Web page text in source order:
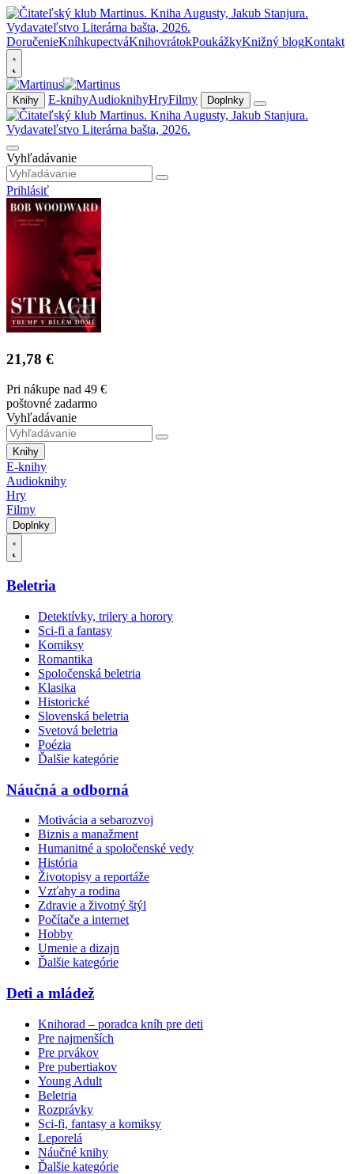
DoručenieKníhkupectváKnihovrátokPoukážkyKnižný blogKontakt
Knihy E-knihyAudioknihyHryFilmy Doplnky
Vyhľadávanie
Prihlásiť
21,78 €
Pri nákupe nad 49 €
poštovné zadarmo
Vyhľadávanie
Knihy
E-knihy
Audioknihy
Hry
Filmy
Doplnky
Beletria
Detektívky, trilery a horory
Sci-fi a fantasy
Komiksy
Romantika
Spoločenská beletria
Klasika
Historické
Slovenská beletria
Svetová beletria
Poézia
Ďalšie kategórie
Náučná a odborná
Motivácia a sebarozvoj
Biznis a manažment
Humanitné a spoločenské vedy
História
Životopisy a reportáže
Vzťahy a rodina
Zdravie a životný štýl
Počítače a internet
Hobby
Umenie a dizajn
Ďalšie kategórie
Deti a mládež
Knihorad – poradca kníh pre deti
Pre najmenších
Pre prvákov
Pre pubertiakov
Young Adult
Beletria
Rozprávky
Sci-fi, fantasy a komiksy
Leporelá
Náučné knihy
Ďalšie kategórie